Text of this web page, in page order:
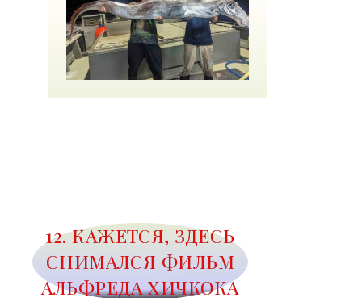
12. КАЖЕТСЯ, ЗДЕСЬ
СНИМАЛСЯ ФИЛЬМ
АЛЬФРЕДА ХИЧКОКА